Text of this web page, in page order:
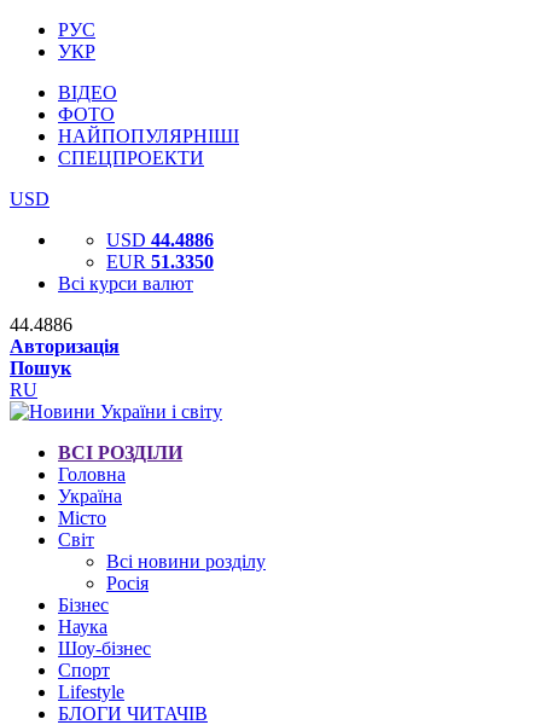
РУС
УКР
ВІДЕО
ФОТО
НАЙПОПУЛЯРНІШІ
СПЕЦПРОЕКТИ
USD
USD 44.4886
EUR 51.3350
Всі курси валют
44.4886
Авторизація
Пошук
RU
ВСІ РОЗДІЛИ
Головна
Україна
Місто
Світ
Всі новини розділу
Росія
Бізнес
Наука
Шоу-бізнес
Спорт
Lifestyle
БЛОГИ ЧИТАЧІВ